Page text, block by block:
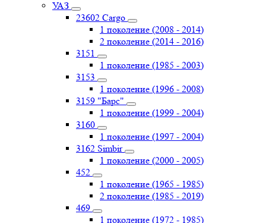
УАЗ
23602 Cargo
1 поколение (2008 - 2014)
2 поколение (2014 - 2016)
3151
1 поколение (1985 - 2003)
3153
1 поколение (1996 - 2008)
3159 "Барс"
1 поколение (1999 - 2004)
3160
1 поколение (1997 - 2004)
3162 Simbir
1 поколение (2000 - 2005)
452
1 поколение (1965 - 1985)
2 поколение (1985 - 2019)
469
1 поколение (1972 - 1985)